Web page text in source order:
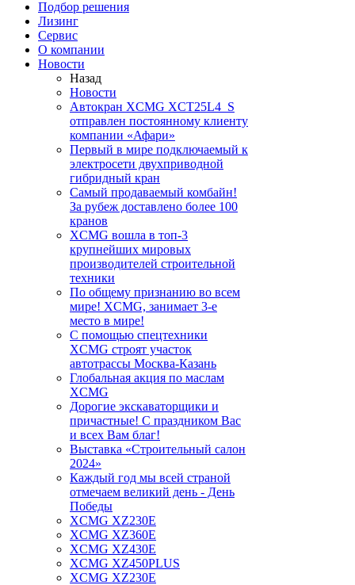
Подбор решения
Лизинг
Сервис
О компании
Новости
Назад
Новости
Автокран XCMG XCT25L4_S
отправлен постоянному клиенту
компании «Афари»
Первый в мире подключаемый к
электросети двухприводной
гибридный кран
Самый продаваемый комбайн!
За рубеж доставлено более 100
кранов
XCMG вошла в топ-3
крупнейших мировых
производителей строительной
техники
По общему признанию во всем
мире! XCMG, занимает 3-е
место в мире!
С помощью спецтехники
XCMG строят участок
автотрассы Москва-Казань
Глобальная акция по маслам
XCMG
Дорогие экскаваторщики и
причастные! С праздником Вас
и всех Вам благ!
Выставка «Строительный салон
2024»
Каждый год мы всей страной
отмечаем великий день - День
Победы
XCMG XZ230E
XCMG XZ360E
XCMG XZ430E
XCMG XZ450PLUS
XCMG XZ230E